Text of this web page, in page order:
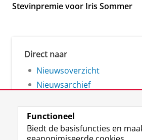
Stevinpremie voor Iris Sommer
Direct naar
Nieuwsoverzicht
Nieuwsarchief
Functioneel
Biedt de basisfuncties en